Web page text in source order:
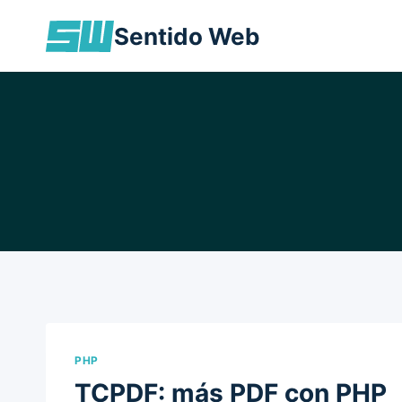
Sentido Web
PHP
TCPDF: más PDF con PHP